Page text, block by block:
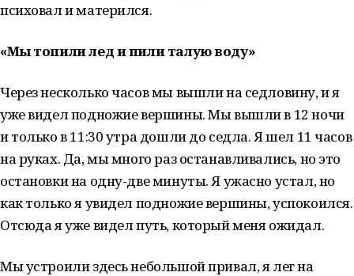
психовал и матерился.
«Мы топили лед и пили талую воду»
Через несколько часов мы вышли на седловину, и я
уже видел подножие вершины. Мы вышли в 12 ночи
и только в 11:30 утра дошли до седла. Я шел 11 часов
на руках. Да, мы много раз останавливались, но это
остановки на одну-две минуты. Я ужасно устал, но
как только я увидел подножие вершины, успокоился.
Отсюда я уже видел путь, который меня ожидал.
Мы устроили здесь небольшой привал, я лег на